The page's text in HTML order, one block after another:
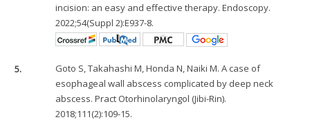
incision: an easy and effective therapy. Endoscopy.
2022;54(Suppl 2):E937-8.
5.
Goto S, Takahashi M, Honda N, Naiki M. A case of
esophageal wall abscess complicated by deep neck
abscess. Pract Otorhinolaryngol (Jibi-Rin).
2018;111(2):109-15.